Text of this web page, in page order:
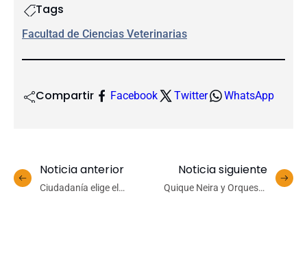
Tags
Facultad de Ciencias Veterinarias
Compartir Facebook Twitter WhatsApp
Noticia anterior
Ciudadanía elige el
Noticia siguiente
Quique Neira y Orquesta